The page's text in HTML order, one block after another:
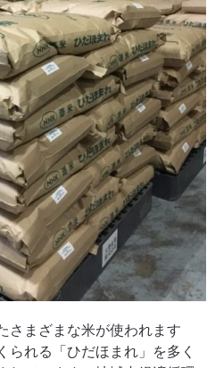
さまざまな米が使われます
れる「ひだほまれ」を多く